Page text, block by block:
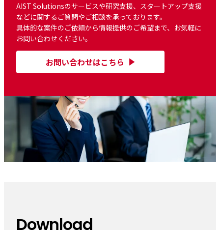
AIST Solutionsのサービスや研究支援、スタートアップ支援
などに関するご質問やご相談を承っております。
具体的な案件のご依頼から情報提供のご希望まで、お気軽に
お問い合わせください。
お問い合わせはこちら
Download